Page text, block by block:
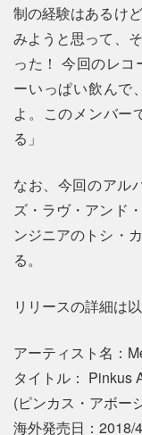
制の経験はあるけ
みようと思って、
った！ 今回のレ
ーいっぱい飲んで
よ。このメンバー
る」
なお、今回のアル
ズ・ラヴ・アンド
ンジニアのトシ・
る。
リリースの詳細は以
アーティスト名：
タイトル： Pinkus
(ピンカス・アボー
海外発売日：2018/